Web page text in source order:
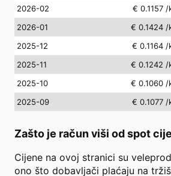
2026-02
€ 0.1157 /
2026-01
€ 0.1424 /
2025-12
€ 0.1164 /
2025-11
€ 0.1242 /
2025-10
€ 0.1060 /
2025-09
€ 0.1077 /
Zašto je račun viši od spot
Cijene na ovoj stranici su
ono što dobavljači plaćaju na